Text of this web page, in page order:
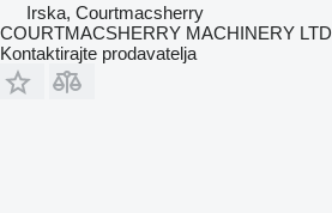
Irska, Courtmacsherry
COURTMACSHERRY MACHINERY LTD
Kontaktirajte prodavatelja